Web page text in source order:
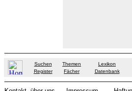
Suchen Themen
Lexikon
Register
Fächer Datenbank